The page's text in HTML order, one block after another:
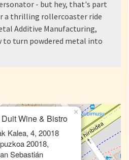
- but hey, that's part
a thrilling rollercoaster ride
Additive Manufacturing,
to turn powdered metal into
Wine & Bistro
Kalea, 4, 20018
20018,
Sebastián
×